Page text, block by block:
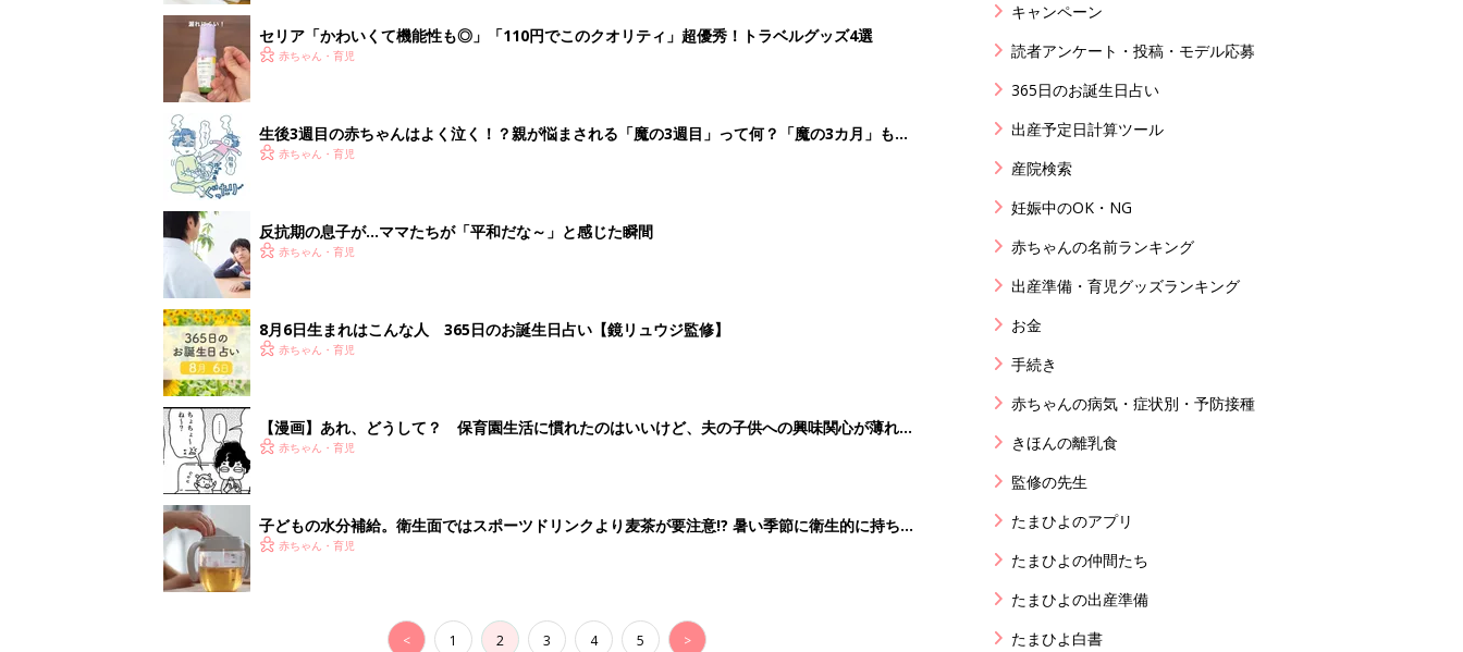
セリア「かわいくて機能性も◎」「110円でこのクオリティ」超優秀！トラベルグッズ4選
赤ちゃん・育児
生後3週目の赤ちゃんはよく泣く！？親が悩まされる「魔の3週目」って何？「魔の3カ月」もあ
るって本当？【専門家】
赤ちゃん・育児
反抗期の息子が...ママたちが「平和だな～」と感じた瞬間
赤ちゃん・育児
8月6日生まれはこんな人 365日のお誕生日占い【鏡リュウジ監修】
赤ちゃん・育児
【漫画】あれ、どうして？ 保育園生活に慣れたのはいいけど、夫の子供への興味関心が薄れ
た気がする……！『ふうふう子育て ＃91』
赤ちゃん・育児
子どもの水分補給。衛生面ではスポーツドリンクより麦茶が要注意!? 暑い季節に衛生的に持ち
歩く3つのコツとは？【専門家監修】
赤ちゃん・育児
< 1 2 3 4 5 >
キャンペーン
読者アンケート・投稿・モデル応募
365日のお誕生日占い
出産予定日計算ツール
産院検索
妊娠中のOK・NG
赤ちゃんの名前ランキング
出産準備・育児グッズランキング
お金
手続き
赤ちゃんの病気・症状別・予防接種
きほんの離乳食
監修の先生
たまひよのアプリ
たまひよの仲間たち
たまひよの出産準備
たまひよ白書